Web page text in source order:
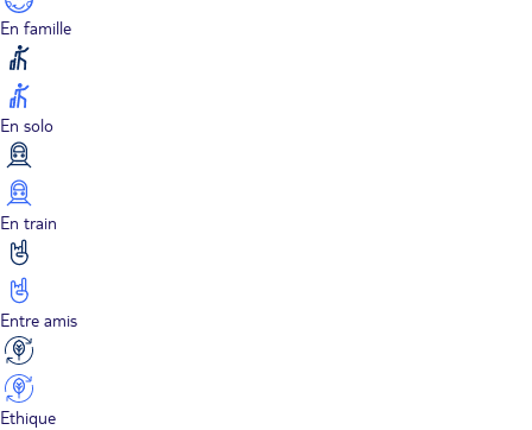
En famille
En solo
En train
Entre amis
Ethique